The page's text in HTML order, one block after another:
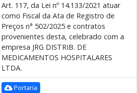
Art. 117, da Lei nº 14.133/2021 atuar
como Fiscal da Ata de Registro de
Preços n° 502/2025 e contratos
provenientes desta, celebrado com a
empresa JRG DISTRIB. DE
MEDICAMENTOS HOSPITALARES
LTDA.
Portaria